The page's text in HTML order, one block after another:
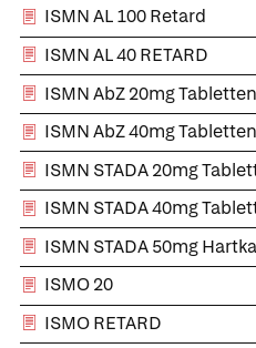
ISMN AL 100 Retard
ISMN AL 40 RETARD
ISMN AbZ 20mg Tabletten
ISMN AbZ 40mg Tabletten
ISMN STADA 20mg
ISMN STADA 40mg
ISMN STADA 50mg
ISMO 20
ISMO RETARD